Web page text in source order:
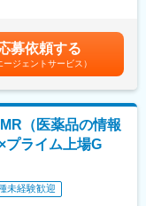
いる方も多くいます。
ございます。（※病院の
ィング支援、人事担当
を実現できるのは、当
イザー(SV)より、日々の
す。全国にSVを配置
います。
働き方以外にも、スキ
等のマネジメント業
を活かした業務に就くな
トによる）：入社オリ
欄をご参照ください。昇
先の評価次第で大幅に
賃金はあくまでも目安
性があります。月給(月
募依頼する
ージェントサービス）
（医薬品の情報
ライム上場G
未経験歓迎